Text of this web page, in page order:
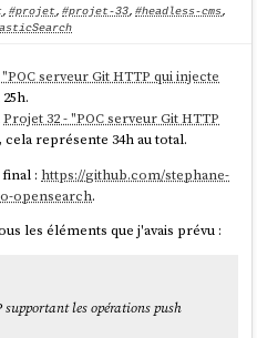
, #projet, #projet-33, #headless-cms,
serveur Git HTTP qui injecte
Projet 32 - "POC serveur Git HTTP
, cela représente 34h au total.
: https://github.com/stephane-
opensearch.
les éléments que j'avais prévu :
les opérations push